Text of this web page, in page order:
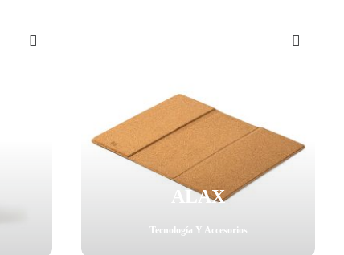
ALAX
Tecnología Y Accesorios